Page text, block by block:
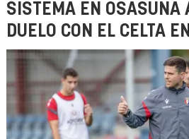
SISTEMA EN OSASUNA
DUELO CON EL CELTA